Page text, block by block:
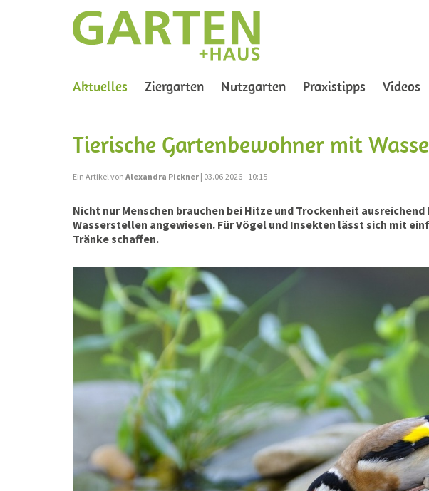
Aktuelles (current)
Ziergarten Nutzgarten Praxistipps Videos
Tierische Gartenbewohner mit
Ein Artikel von Alexandra Pickner | 03.06.2026 - 10:15
Nicht nur Menschen brauchen bei Hitze und Trockenheit
Wasserstellen angewiesen. Für Vögel und Insekten lässt sich mit
Tränke schaffen.